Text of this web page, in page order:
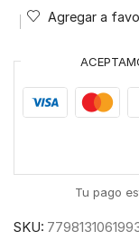
Agregar a
Tu pago
SKU: